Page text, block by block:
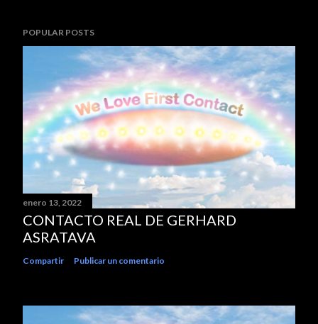
POPULAR POSTS
enero 13, 2022
CONTACTO REAL DE GERHARD
ASRATAVA
Compartir Publicar un comentario